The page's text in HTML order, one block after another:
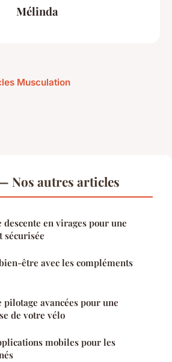
Mélinda
Musculation
Nos autres articles
descente en virages pour une
sécurisée
être avec les compléments
pilotage avancées pour une
de votre vélo
mobiles pour les